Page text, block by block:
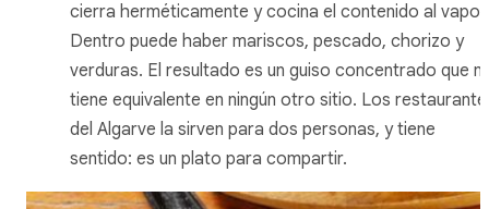
cierra herméticamente y cocina el contenido al vapor.
Dentro puede haber mariscos, pescado, chorizo y
verduras. El resultado es un guiso concentrado que
tiene equivalente en ningún otro sitio. Los
del Algarve la sirven para dos personas, y tiene
sentido: es un plato para compartir.